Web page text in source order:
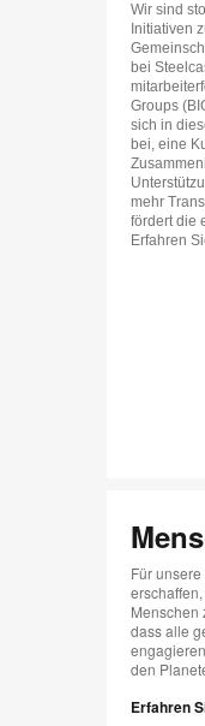
Wir sind
Initiativen
bei
Groups
sich in
bei, eine
mehr
fördert die
Erfahren
Für
Menschen
dass alle
den
Erfahren